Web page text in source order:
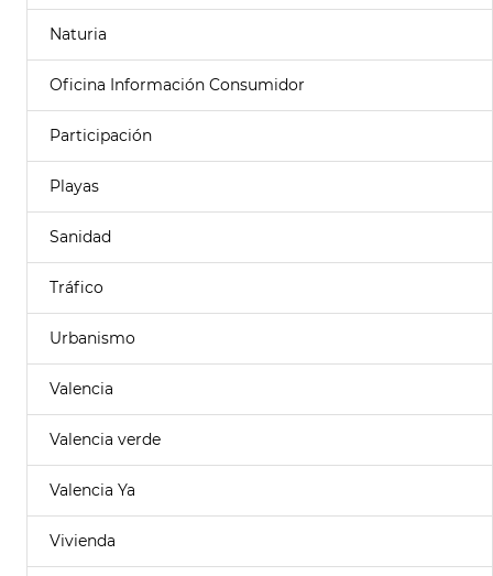
Naturia
Oficina Información Consumidor
Participación
Playas
Sanidad
Tráfico
Urbanismo
Valencia
Valencia verde
Valencia Ya
Vivienda